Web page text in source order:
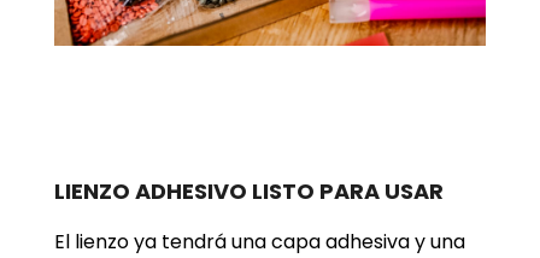
LIENZO ADHESIVO LISTO PARA USAR
El lienzo ya tendrá una capa adhesiva y una